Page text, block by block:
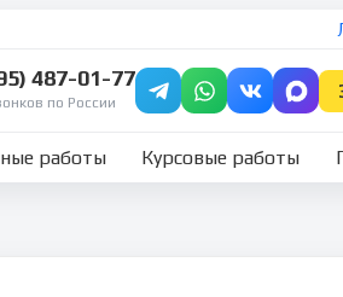
487-01-77
по России
работы Курсовые работы